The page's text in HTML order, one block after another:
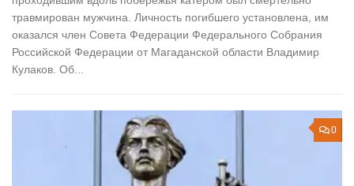
травмирован мужчина. Личность погибшего установлена, им
оказался член Совета Федерации Федерального Собрания
Российской Федерации от Магаданской области Владимир
Кулаков. Об...
0